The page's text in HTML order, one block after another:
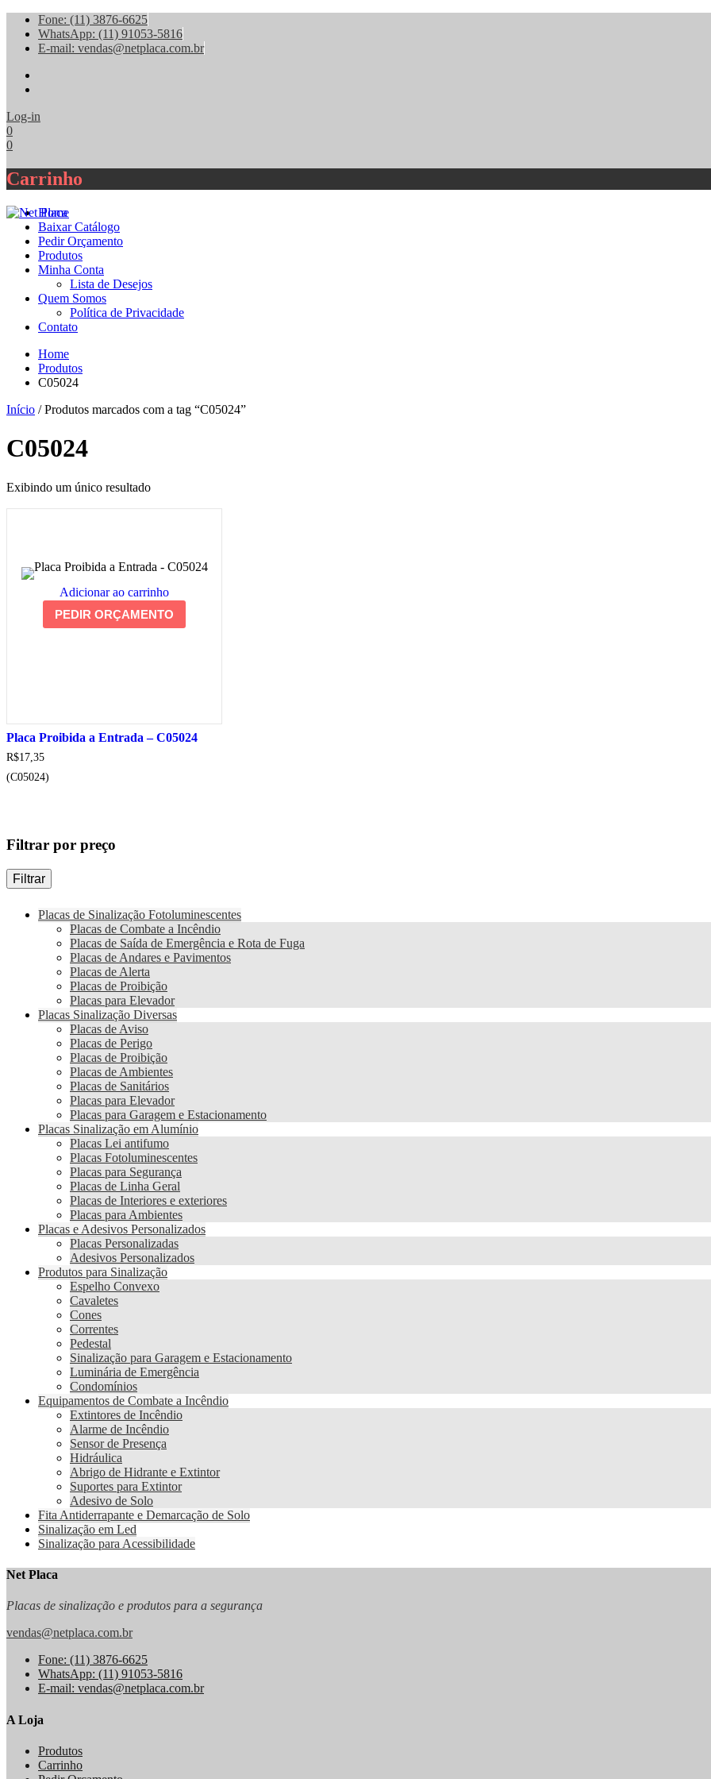
Fone: (11) 3876-6625
WhatsApp: (11) 91053-5816
E-mail: vendas@netplaca.com.br
Log-in
0
0
Carrinho
Home
Baixar Catálogo
Pedir Orçamento
Produtos
Minha Conta
Lista de Desejos
Quem Somos
Política de Privacidade
Contato
Home
Produtos
C05024
Início / Produtos marcados com a tag “C05024”
C05024
Exibindo um único resultado
Adicionar ao carrinho
PEDIR ORÇAMENTO
Placa Proibida a Entrada – C05024
R$17,35
(C05024)
Filtrar por preço
Filtrar
Placas de Sinalização Fotoluminescentes
Placas de Combate a Incêndio
Placas de Saída de Emergência e Rota de Fuga
Placas de Andares e Pavimentos
Placas de Alerta
Placas de Proibição
Placas para Elevador
Placas Sinalização Diversas
Placas de Aviso
Placas de Perigo
Placas de Proibição
Placas de Ambientes
Placas de Sanitários
Placas para Elevador
Placas para Garagem e Estacionamento
Placas Sinalização em Alumínio
Placas Lei antifumo
Placas Fotoluminescentes
Placas para Segurança
Placas de Linha Geral
Placas de Interiores e exteriores
Placas para Ambientes
Placas e Adesivos Personalizados
Placas Personalizadas
Adesivos Personalizados
Produtos para Sinalização
Espelho Convexo
Cavaletes
Cones
Correntes
Pedestal
Sinalização para Garagem e Estacionamento
Luminária de Emergência
Condomínios
Equipamentos de Combate a Incêndio
Extintores de Incêndio
Alarme de Incêndio
Sensor de Presença
Hidráulica
Abrigo de Hidrante e Extintor
Suportes para Extintor
Adesivo de Solo
Fita Antiderrapante e Demarcação de Solo
Sinalização em Led
Sinalização para Acessibilidade
Net Placa
Placas de sinalização e produtos para a segurança
vendas@netplaca.com.br
Fone: (11) 3876-6625
WhatsApp: (11) 91053-5816
E-mail: vendas@netplaca.com.br
A Loja
Produtos
Carrinho